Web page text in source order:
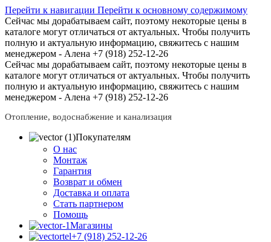
Перейти к навигации Перейти к основному содержимому
Сейчас мы дорабатываем сайт, поэтому некоторые цены в
каталоге могут отличаться от актуальных. Чтобы получить
полную и актуальную информацию, свяжитесь с нашим
менеджером - Алена +7 (918) 252-12-26
Сейчас мы дорабатываем сайт, поэтому некоторые цены в
каталоге могут отличаться от актуальных. Чтобы получить
полную и актуальную информацию, свяжитесь с нашим
менеджером - Алена +7 (918) 252-12-26
Отопление, водоснабжение и канализация
Покупателям
О нас
Монтаж
Гарантия
Возврат и обмен
Доставка и оплата
Стать партнером
Помощь
Магазины
+7 (918) 252-12-26